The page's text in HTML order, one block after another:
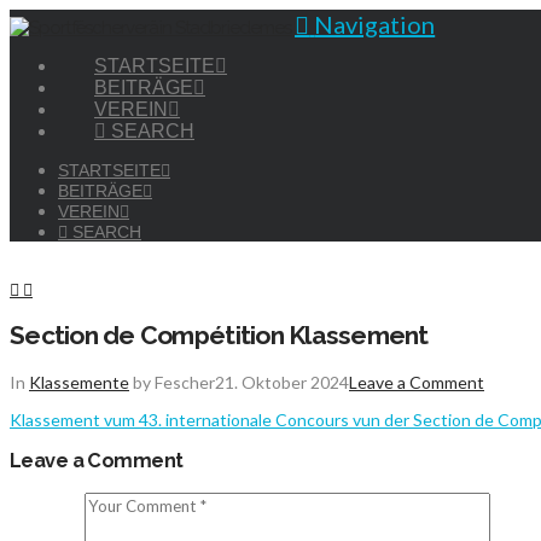
Navigation
STARTSEITE
BEITRÄGE
VEREIN
SEARCH
STARTSEITE
BEITRÄGE
VEREIN
SEARCH
Section de Compétition Klassement
In Klassementeby Fescher21. Oktober 2024Leave a Comment
Klassement vum 43. internationale Concours vun der Section de
Leave a Comment